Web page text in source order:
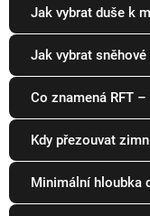
Jak vybrat duše k
Jak vybrat sněhové
Co znamená RFT
Kdy přezouvat
Minimální hloubka